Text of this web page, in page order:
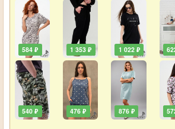
584 ₽
540 ₽
1 353 ₽
476 ₽
1 022 ₽
876 ₽